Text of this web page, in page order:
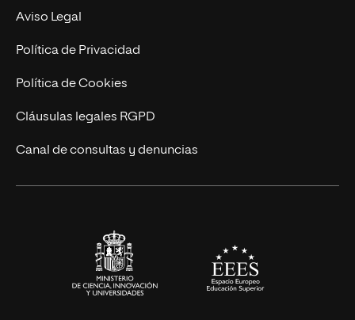
Experto Universitario
Postgrados
Cursos Universitarios
Nuestro Equipo
Trabaja en UNIR
Actualidad
UNIR Revista
Eventos
Aviso Legal
Política de Privacidad
Política de Cookies
Cláusulas legales RGPD
Canal de consultas y denuncias